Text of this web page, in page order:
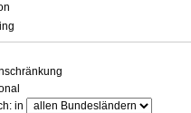
: in